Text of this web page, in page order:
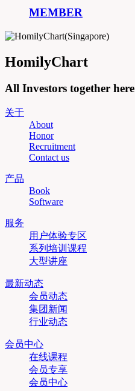
MEMBER
HomilyChart
All Investors together here
关于
About
Honor
Recruitment
Contact us
产品
Book
Software
服务
用户体验专区
系列培训课程
大型讲座
最新动态
会员动态
集团新闻
行业动态
会员中心
在线课程
会员专享
会员中心